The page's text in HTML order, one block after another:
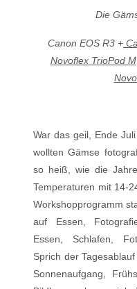
Die
Canon EOS R3 +
Novoflex TrioPod M
War das geil, Ende
wollten Gämse
so heiß, wie die
Temperaturen mit 14-
Workshopprogramm
auf Essen,
Essen, Schlafen,
Sprich der
Sonnenaufgang,